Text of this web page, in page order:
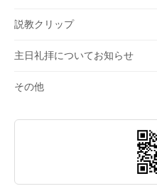
説教クリップ
主日礼拝についてお知らせ
その他